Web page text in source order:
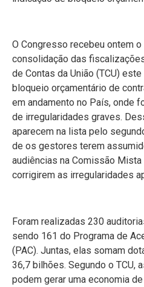
O Congresso recebeu ontem
consolidação das
de Contas da União (TCU)
bloqueio orçamentário de
em andamento no País, onde
de irregularidades graves.
aparecem na lista pelo
de os gestores terem
audiências na Comissão Mista
corrigirem as irregularidades
Foram realizadas 230
sendo 161 do Programa de
(PAC). Juntas, elas somam
36,7 bilhões. Segundo o TCU,
podem gerar uma economia